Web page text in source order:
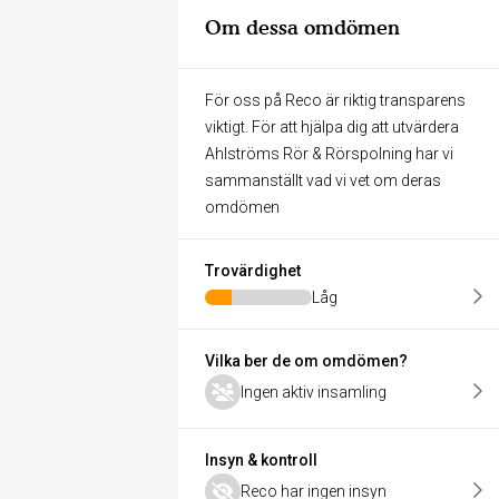
Om dessa omdömen
För oss på Reco är riktig transparens
viktigt. För att hjälpa dig att utvärdera
Ahlströms Rör & Rörspolning har vi
sammanställt vad vi vet om deras
omdömen
Trovärdighet
Låg
Vilka ber de om omdömen?
Ingen aktiv insamling
Insyn & kontroll
Reco har ingen insyn